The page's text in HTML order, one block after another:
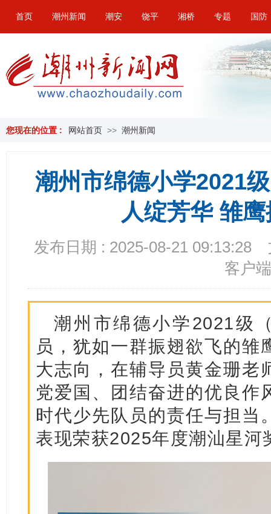
首页 潮州新闻 潮安 饶平 湘桥 专题 国防
您现在的位置 : 网站首页 >> 潮州新闻
潮州市绵德小学2021
人绽芳华 雏
发布日期 : 2025-08-21 09:13:28
客户端
潮州市绵德小学2021级
员，犹如一群振翅欲飞的雏
大志向，在辅导员黄金珊老
党爱国、团结奋进的优良作
时代少先队员的责任与担当
表现荣获2025年度潮汕星河